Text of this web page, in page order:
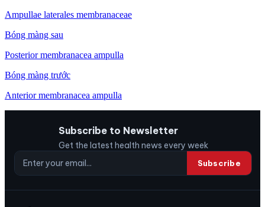
Ampullae laterales membranaceae
Bóng màng sau
Posterior membranacea ampulla
Bóng màng trước
Anterior membranacea ampulla
Subscribe to Newsletter
Get the latest health news every week
Subscribe